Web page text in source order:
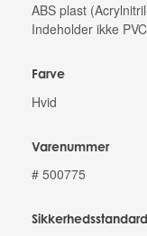
ABS plast
Indeholder ikke PVC
Farve
Hvid
Varenummer
# 500775
Sikkerhedsstandard